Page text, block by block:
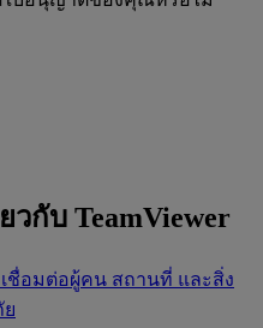
กับ TeamViewer
เชื่อมต่อผู้คน สถานที่ และสิ่ง
ย